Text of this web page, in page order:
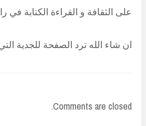
على الثقافة و القراءة الكتابة في
ان شاء الله ترد الصفحة للجدية
Comments are closed.